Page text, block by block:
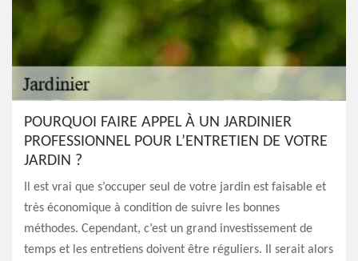
POURQUOI FAIRE APPEL À UN JARDINIER
PROFESSIONNEL POUR L’ENTRETIEN DE VOTRE
JARDIN ?
Il est vrai que s’occuper seul de votre jardin est faisable et
très économique à condition de suivre les bonnes
méthodes. Cependant, c’est un grand investissement de
temps et les entretiens doivent être réguliers. Il serait alors